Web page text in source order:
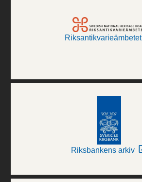
Riksantikvarieämbetet
Riksbankens arkiv